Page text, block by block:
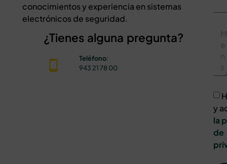
conocimientos y experiencia en sistemas
electrónicos de seguridad.
¿Tienes alguna pregunta?
Teléfono:
943 21 78 00
y
la
de